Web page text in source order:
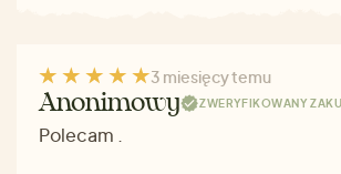
3 miesięcy temu
Anonimowy ZWERYFIKOWANY
Polecam .